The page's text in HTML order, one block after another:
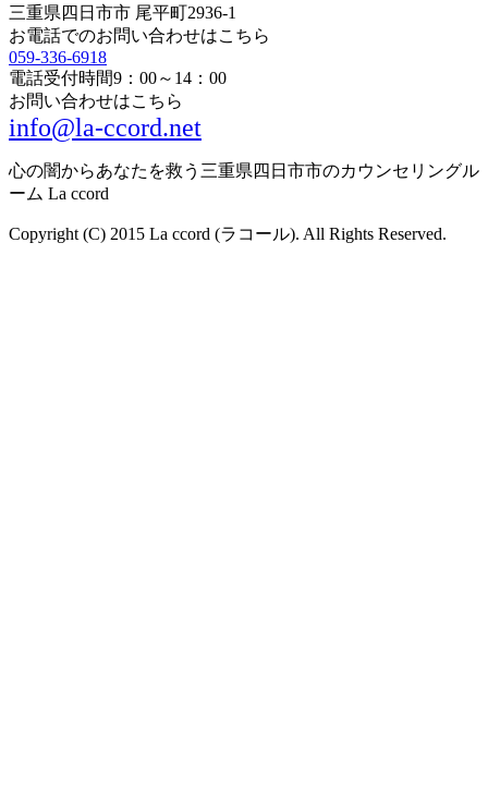
三重県四日市市 尾平町2936-1
お電話でのお問い合わせはこちら
059-336-6918
電話受付時間9：00～14：00
お問い合わせはこちら
info@la-ccord.net
心の闇からあなたを救う三重県四日市市のカウンセリングル
ーム La ccord
Copyright (C) 2015 La ccord (ラコール). All Rights Reserved.